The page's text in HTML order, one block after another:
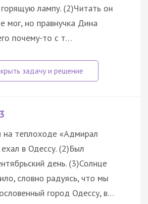
лампу. (2)Читать он
мог, но правнучка Дина
почему-то с т…
теплоходе «Адмирал
в Одессу. (2)Был
день. (3)Солнце
словно радуясь, что мы
город Одессу, в…